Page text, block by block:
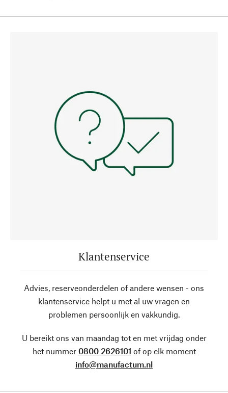
Klantenservice
Advies, reserveonderdelen of andere wensen - ons
klantenservice helpt u met al uw vragen en
problemen persoonlijk en vakkundig.
U bereikt ons van maandag tot en met vrijdag onder
het nummer 0800 2626101 of op elk moment
info@manufactum.nl